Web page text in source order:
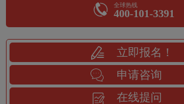
全球热线
400-101-3391
立即报名！
申请咨询
在线提问